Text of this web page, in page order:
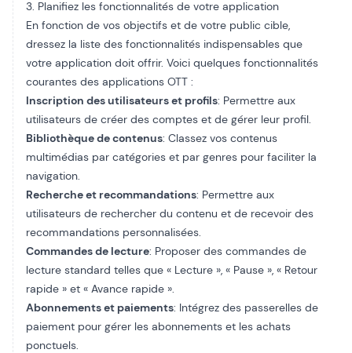
3. Planifiez les fonctionnalités de votre application
En fonction de vos objectifs et de votre public cible,
dressez la liste des fonctionnalités indispensables que
votre application doit offrir. Voici quelques fonctionnalités
courantes des applications OTT :
Inscription des utilisateurs et profils: Permettre aux
utilisateurs de créer des comptes et de gérer leur profil.
Bibliothèque de contenus: Classez vos contenus
multimédias par catégories et par genres pour faciliter la
navigation.
Recherche et recommandations: Permettre aux
utilisateurs de rechercher du contenu et de recevoir des
recommandations personnalisées.
Commandes de lecture: Proposer des commandes de
lecture standard telles que « Lecture », « Pause », « Retour
rapide » et « Avance rapide ».
Abonnements et paiements: Intégrez des passerelles de
paiement pour gérer les abonnements et les achats
ponctuels.